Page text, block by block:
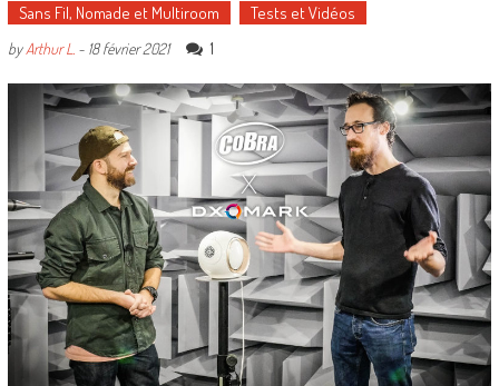
Sans Fil, Nomade et Multiroom
Tests et Vidéos
byArthur L. - 18 février 2021 1